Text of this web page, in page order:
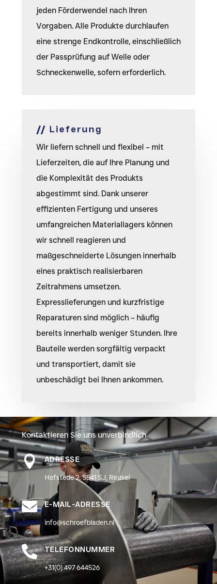
jeden Förderwendel nach Ihren
Vorgaben. Alle Produkte durchlaufen
eine strenge Endkontrolle, einschließlich
der Passprüfung auf Welle oder
Schneckenwelle, sofern erforderlich.
// Lieferung
Wir liefern schnell und flexibel – mit
Lieferzeiten, die auf Ihre Planung und
die Komplexität des Produkts
abgestimmt sind. Dank unserer
effizienten Fertigung und unseres
umfangreichen Materiallagers können
wir schnell reagieren und
maßgeschneiderte Lösungen innerhalb
eines praktisch realisierbaren
Zeitrahmens umsetzen.
Expresslieferungen und kurzfristige
Reparaturen sind möglich – häufig
bereits innerhalb weniger Stunden. Ihre
Bauteile werden sorgfältig verpackt
und transportiert, damit sie
unbeschädigt bei Ihnen ankommen.
Kontaktieren Sie uns unverbindlich
 ADRESSE
Hofstede 2, 5541 SJ, Reusel
 E-MAIL-ADRESSE
info@schroefbladen.nl
 TELEFONNUMMER
+31(0) 497 644526